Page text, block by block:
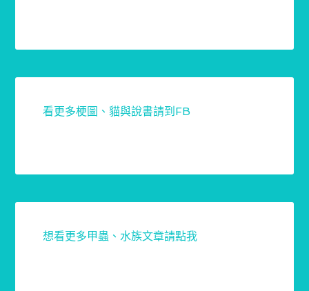
看更多梗圖、貓與說書請到FB
想看更多甲蟲、水族文章請點我